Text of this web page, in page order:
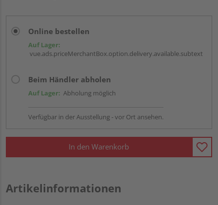
Online bestellen
Auf Lager:
vue.ads.priceMerchantBox.option.delivery.available.subtext
Beim Händler abholen
Auf Lager: Abholung möglich
Verfügbar in der Ausstellung - vor Ort ansehen.
In den Warenkorb
Artikelinformationen